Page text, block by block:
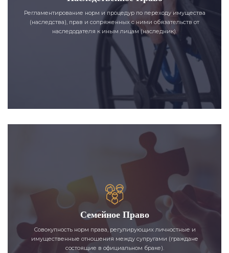
Регламентирование норм и процедур по переходу имущества
(наследства), прав и сопряженных с ними обязательств от
наследодателя к иным лицам (наследник).
Семейное Право
Совокупность норм права, регулирующих личностные и
имущественные отношения между супругами (граждане
состоящие в официальном браке).